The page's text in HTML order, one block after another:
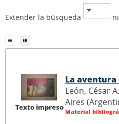
Extender la búsqueda
Texto impreso
La aventura
León, César
Aires
Material